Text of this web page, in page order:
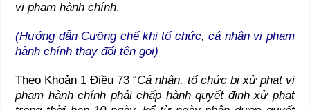
vi phạm hành chính.
(Hướng dẫn Cưỡng chế khi tổ chức, cá nhân vi phạm
hành chính thay đổi tên gọi)
Theo Khoản 1 Điều 73 “Cá nhân, tổ chức bị xử phạt vi
phạm hành chính phải chấp hành quyết định xử phạt